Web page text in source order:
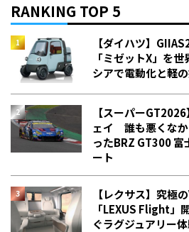
RANKING TOP 5
【ダイハツ】
「ミゼットX」を
シアで電動化と軽
【スーパー
ェイ 誰も悪くな
った――BRZ GT300
ート
【レクサス】究極
「LEXUS Flight
ぐラグジュアリー